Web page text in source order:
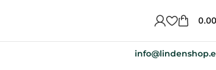
0.00